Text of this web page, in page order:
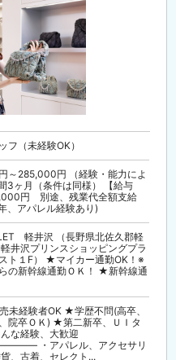
フ（未経験OK）
～285,000円 （経験・能力によ
3ヶ月（条件は同様） 【給与
円 別途、残業代全額支給
、アパレル経験あり)
軽井沢 （長野県北佐久郡軽
井沢プリンスショッピングプラ
ト１F） ★マイカー通勤OK！※
の新幹線通勤ＯＫ！ ★新幹線通
未経験者OK ★学歴不問(高卒、
院卒ＯＫ) ★第二新卒、ＵＩタ
な経験、大歓迎
・アパレル、アクセサリ
、古着、セレクト...